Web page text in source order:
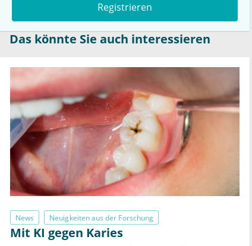
Registrieren
Das könnte Sie auch interessieren
News Neuigkeiten aus der Forschung
Mit KI gegen Karies